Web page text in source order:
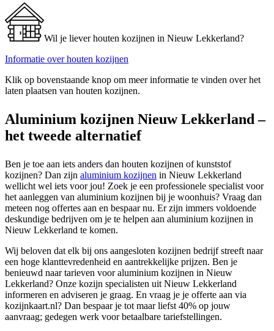
Wil je liever houten kozijnen in Nieuw Lekkerland?
Informatie over houten kozijnen
Klik op bovenstaande knop om meer informatie te vinden over het
laten plaatsen van houten kozijnen.
Aluminium kozijnen Nieuw Lekkerland –
het tweede alternatief
Ben je toe aan iets anders dan houten kozijnen of kunststof
kozijnen? Dan zijn aluminium kozijnen in Nieuw Lekkerland
wellicht wel iets voor jou! Zoek je een professionele specialist voor
het aanleggen van aluminium kozijnen bij je woonhuis? Vraag dan
meteen nog offertes aan en bespaar nu. Er zijn immers voldoende
deskundige bedrijven om je te helpen aan aluminium kozijnen in
Nieuw Lekkerland te komen.
Wij beloven dat elk bij ons aangesloten kozijnen bedrijf streeft naar
een hoge klanttevredenheid en aantrekkelijke prijzen. Ben je
benieuwd naar tarieven voor aluminium kozijnen in Nieuw
Lekkerland? Onze kozijn specialisten uit Nieuw Lekkerland
informeren en adviseren je graag. En vraag je je offerte aan via
kozijnkaart.nl? Dan bespaar je tot maar liefst 40% op jouw
aanvraag; gedegen werk voor betaalbare tariefstellingen.